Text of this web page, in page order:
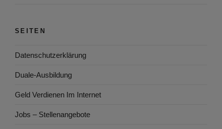
SEITEN
Datenschutzerklärung
Duale-Ausbildung
Geld Verdienen Im Internet
Jobs – Stellenangebote